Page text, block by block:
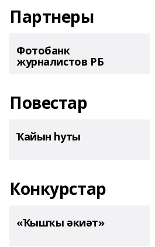
Партнеры
Фотобанк
журналистов РБ
Повестар
Ҡайын һуты
Конкурстар
«Ҡышҡы әкиәт»